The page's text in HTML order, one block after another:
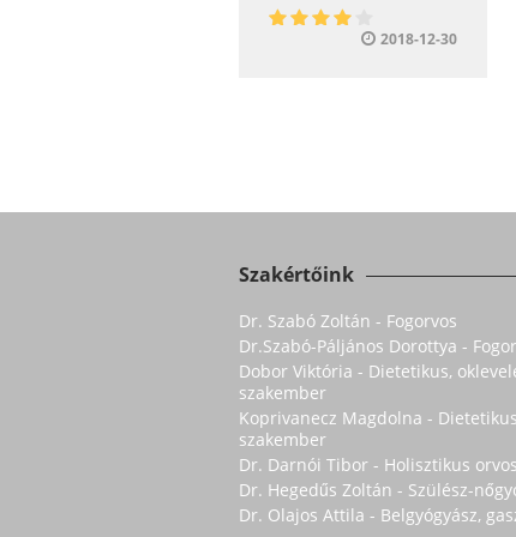
2018-12-30
Szakértőink
Dr. Szabó Zoltán - Fogorvos
Dr.Szabó-Páljános Dorottya -
Dobor Viktória - Dietetikus,
szakember
Koprivanecz Magdolna -
szakember
Dr. Darnói Tibor - Holisztikus orvos
Dr. Hegedűs Zoltán - Szülész-
Dr. Olajos Attila - Belgyógyász,